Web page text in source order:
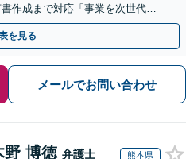
作成まで対応「事業を次世代に
【完全個室相談】
を見る
メールでお問い合わせ
野 博徳 弁護士 熊本県